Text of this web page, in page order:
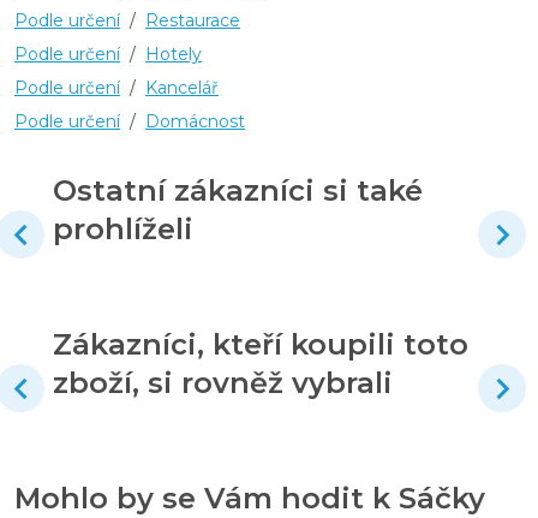
Podle určení /
Restaurace
Podle určení /
Hotely
Podle určení /
Kancelář
Podle určení / Domácnost
Ostatní zákazníci si také
prohlíželi
Zákazníci, kteří koupili toto
zboží, si rovněž vybrali
Mohlo by se Vám hodit k Sáčky